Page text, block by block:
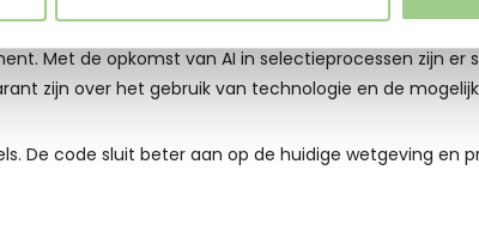
Met de opkomst van AI in selectieprocessen zijn er
zijn over het gebruik van technologie en de
De code sluit beter aan op de huidige wetgeving en